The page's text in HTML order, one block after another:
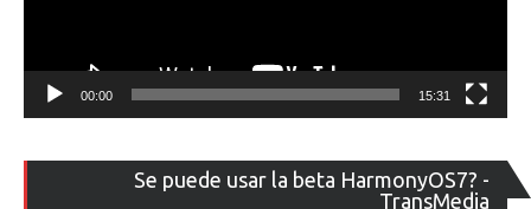
00:00 15:31
Se puede usar la beta HarmonyOS7? -
TransMedia
de